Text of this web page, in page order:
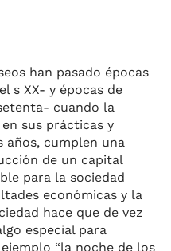
han pasado épocas
s XX- y épocas de
cuando la
sus prácticas y
años, cumplen una
de un capital
para la sociedad
económicas y la
hace que de vez
especial para
“la noche de los